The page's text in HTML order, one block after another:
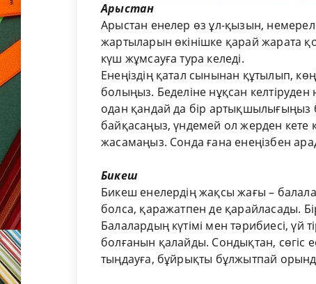
Арыстан
Арыстан енелер өз ұл-қызын,
жартыларын өкінішке қарай жарата
күш жұмсауға тура келеді.
Енеңіздің қатал сынынан құтылып,
болыңыз. Беделіне нұқсан
одан қандай да бір артықшылығыңыз
байқасаңыз, үндемей ол жерден
жасамаңыз. Сонда ғана енеңізбен
Бикеш
Бикеш енелердің жақсы жағы –
болса, қаражатпен де қарайласады.
Балалардың күтімі мен тәрибиесі, үй
болғанын қалайды. Сондықтан, сөгіс
тыңдауға, бұйрықты бұлжытпай